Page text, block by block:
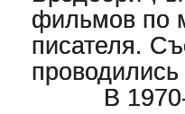
фильмов по
писателя.
проводились
В 1970-м